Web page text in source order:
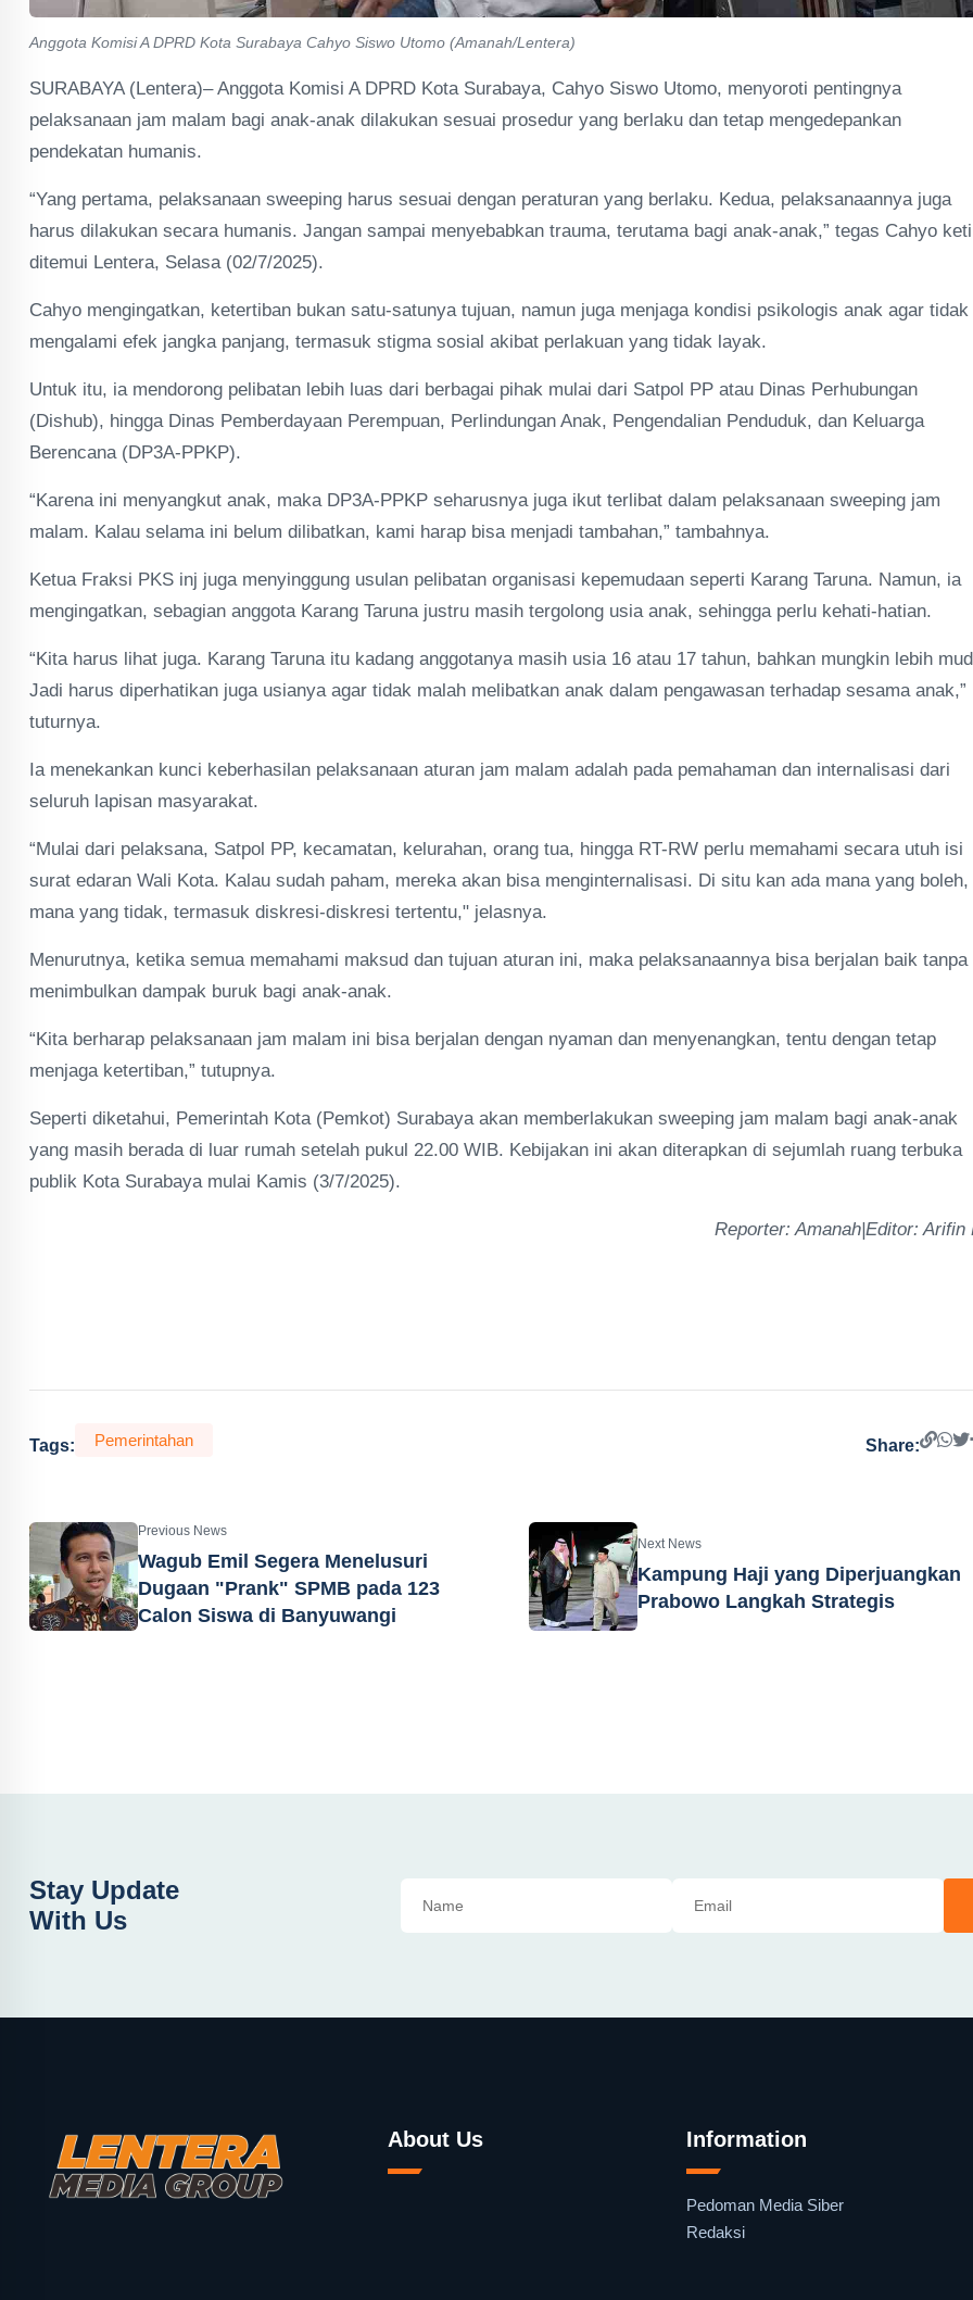
Anggota Komisi A DPRD Kota Surabaya Cahyo Siswo Utomo (Amanah/Lentera)
SURABAYA (Lentera)– Anggota Komisi A DPRD Kota Surabaya, Cahyo Siswo Utomo, menyoroti pentingnya
pelaksanaan jam malam bagi anak-anak dilakukan sesuai prosedur yang berlaku dan tetap mengedepankan
pendekatan humanis.
“Yang pertama, pelaksanaan sweeping harus sesuai dengan peraturan yang berlaku. Kedua, pelaksanaannya juga
harus dilakukan secara humanis. Jangan sampai menyebabkan trauma, terutama bagi anak-anak,” tegas Cahyo
ditemui Lentera, Selasa (02/7/2025).
Cahyo mengingatkan, ketertiban bukan satu-satunya tujuan, namun juga menjaga kondisi psikologis anak agar tidak
mengalami efek jangka panjang, termasuk stigma sosial akibat perlakuan yang tidak layak.
Untuk itu, ia mendorong pelibatan lebih luas dari berbagai pihak mulai dari Satpol PP atau Dinas Perhubungan
(Dishub), hingga Dinas Pemberdayaan Perempuan, Perlindungan Anak, Pengendalian Penduduk, dan Keluarga
Berencana (DP3A-PPKP).
“Karena ini menyangkut anak, maka DP3A-PPKP seharusnya juga ikut terlibat dalam pelaksanaan sweeping jam
malam. Kalau selama ini belum dilibatkan, kami harap bisa menjadi tambahan,” tambahnya.
Ketua Fraksi PKS inj juga menyinggung usulan pelibatan organisasi kepemudaan seperti Karang Taruna. Namun, ia
mengingatkan, sebagian anggota Karang Taruna justru masih tergolong usia anak, sehingga perlu kehati-hatian.
“Kita harus lihat juga. Karang Taruna itu kadang anggotanya masih usia 16 atau 17 tahun, bahkan mungkin lebih
Jadi harus diperhatikan juga usianya agar tidak malah melibatkan anak dalam pengawasan terhadap sesama anak,”
tuturnya.
Ia menekankan kunci keberhasilan pelaksanaan aturan jam malam adalah pada pemahaman dan internalisasi dari
seluruh lapisan masyarakat.
“Mulai dari pelaksana, Satpol PP, kecamatan, kelurahan, orang tua, hingga RT-RW perlu memahami secara utuh isi
surat edaran Wali Kota. Kalau sudah paham, mereka akan bisa menginternalisasi. Di situ kan ada mana yang boleh,
mana yang tidak, termasuk diskresi-diskresi tertentu," jelasnya.
Menurutnya, ketika semua memahami maksud dan tujuan aturan ini, maka pelaksanaannya bisa berjalan baik tanpa
menimbulkan dampak buruk bagi anak-anak.
“Kita berharap pelaksanaan jam malam ini bisa berjalan dengan nyaman dan menyenangkan, tentu dengan tetap
menjaga ketertiban,” tutupnya.
Seperti diketahui, Pemerintah Kota (Pemkot) Surabaya akan memberlakukan sweeping jam malam bagi anak-anak
yang masih berada di luar rumah setelah pukul 22.00 WIB. Kebijakan ini akan diterapkan di sejumlah ruang terbuka
publik Kota Surabaya mulai Kamis (3/7/2025).
Reporter: Amanah|Editor: Arifin
Tags: Pemerintahan Share:
Previous News
Wagub Emil Segera Menelusuri
Dugaan "Prank" SPMB pada 123
Calon Siswa di Banyuwangi
Next News
Kampung Haji yang Diperjuangkan
Prabowo Langkah Strategis
Stay Update
With Us
About Us Information
Pedoman Media Siber
Redaksi